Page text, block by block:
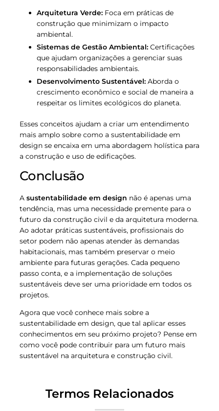
Arquitetura Verde: Foca em práticas de
construção que minimizam o impacto
ambiental.
Sistemas de Gestão Ambiental: Certificações
que ajudam organizações a gerenciar suas
responsabilidades ambientais.
Desenvolvimento Sustentável: Aborda o
crescimento econômico e social de maneira a
respeitar os limites ecológicos do planeta.
Esses conceitos ajudam a criar um entendimento
mais amplo sobre como a sustentabilidade em
design se encaixa em uma abordagem holística para
a construção e uso de edificações.
Conclusão
A sustentabilidade em design não é apenas uma
tendência, mas uma necessidade premente para o
futuro da construção civil e da arquitetura moderna.
Ao adotar práticas sustentáveis, profissionais do
setor podem não apenas atender às demandas
habitacionais, mas também preservar o meio
ambiente para futuras gerações. Cada pequeno
passo conta, e a implementação de soluções
sustentáveis deve ser uma prioridade em todos os
projetos.
Agora que você conhece mais sobre a
sustentabilidade em design, que tal aplicar esses
conhecimentos em seu próximo projeto? Pense em
como você pode contribuir para um futuro mais
sustentável na arquitetura e construção civil.
Termos Relacionados